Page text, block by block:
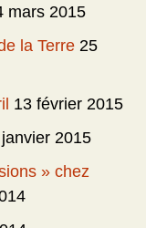
mars 2015
la Terre 25
13 février 2015
2015
» chez